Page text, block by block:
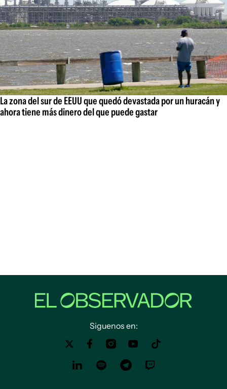
La zona del sur de EEUU que quedó devastada por un huracán y
ahora tiene más dinero del que puede gastar
Siguenos en: